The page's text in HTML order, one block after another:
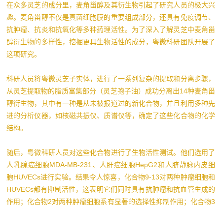
在众多灵芝的成分里，麦角甾醇及其衍生物引起了研究人员的极大兴
趣。麦角甾醇不仅是真菌细胞膜的重要组成部分，还具有免疫调节、
抗肿瘤、抗炎和抗氧化等多种药理活性。为了深入了解灵芝中麦角甾
醇衍生物的多样性，挖掘更具生物活性的成分，粤微科研团队开展了
这项研究。
科研人员将粤微灵芝子实体，进行了一系列复杂的提取和分离步骤，
从灵芝提取物的脂质富集部分（灵芝孢子油）成功分离出14种麦角甾
醇衍生物，其中有一种是从未被报道过的新化合物，并且利用多种先
进的分析仪器，如核磁共振仪、质谱仪等，确定了这些化合物的化学
结构。
随后，粤微科研人员对这些化合物进行了生物活性测试。他们选用了
人乳腺癌细胞MDA-MB-231、人肝癌细胞HepG2和人脐静脉内皮细
胞HUVECs进行实验。结果令人惊喜，化合物9-13对两种肿瘤细胞和
HUVECs都有抑制活性，这表明它们同时具有抗肿瘤和抗血管生成的
作用；化合物2对两种肿瘤细胞系有显著的选择性抑制作用；化合物3